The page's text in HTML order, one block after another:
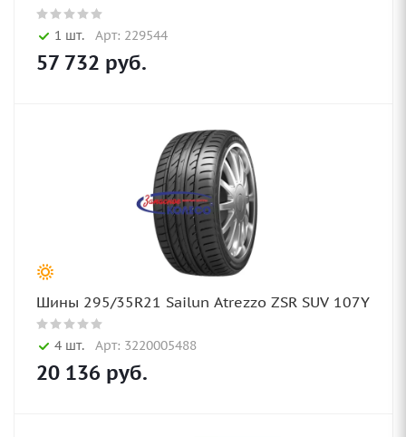
1 шт. Арт: 229544
57 732 руб.
Шины 295/35R21 Sailun Atrezzo ZSR SUV 107Y
4 шт. Арт: 3220005488
20 136 руб.